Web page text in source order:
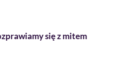
się z mitem